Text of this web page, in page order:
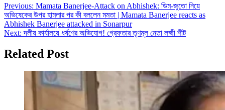
Post
navigation
Previous: Mamata Banerjee-Attack on Abhishek: ডিম-জুতো নিয়ে
অভিষেকের উপর হামলার পর কী বললেন মমতা | Mamata Banerjee reacts as
Abhishek Banerjee attacked in Sonarpur
Next: দলীয় কার্যালয়ে ধর্ষণের অভিযোগ! গ্রেফতার তৃণমূল নেতা লক্ষ্মী শীট
Related Post